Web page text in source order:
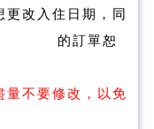
改入住日期，同
後 的訂單恕
不要修改，以免